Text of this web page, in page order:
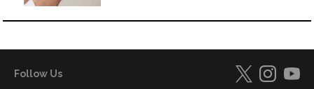
Follow Us